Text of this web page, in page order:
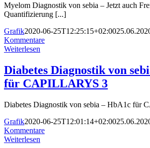
Myelom Diagnostik von sebia – Jetzt auch
Quantifizierung [...]
Grafik2020-06-25T12:25:15+02:00
Kommentare
Weiterlesen
Diabetes Diagnostik von
für CAPILLARYS 3
Diabetes Diagnostik von sebia – HbA1c für
Grafik2020-06-25T12:01:14+02:00
Kommentare
Weiterlesen